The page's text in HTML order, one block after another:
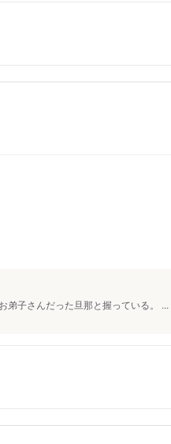
弟子さんだった旦那と握っている。 ...